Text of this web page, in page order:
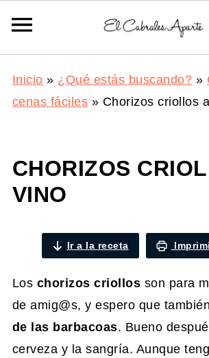
Inicio » ¿Qué estás buscando? »
cenas fáciles » Chorizos criollos
CHORIZOS
VINO
Ir a la receta
Los chorizos criollos son para
de amig@s, y espero que
de las barbacoas. Bueno
cerveza y la sangría. Aunque